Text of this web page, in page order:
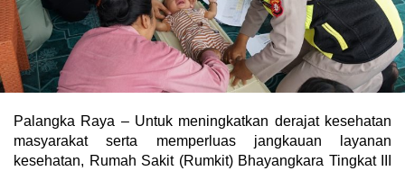
Palangka Raya – Untuk meningkatkan derajat kesehatan
masyarakat serta memperluas jangkauan layanan
kesehatan, Rumah Sakit (Rumkit) Bhayangkara Tingkat III